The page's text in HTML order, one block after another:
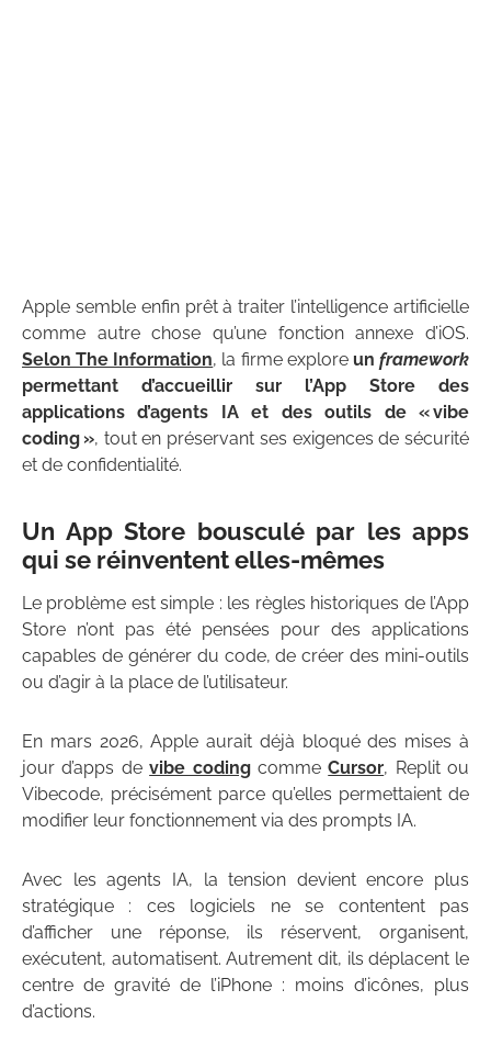
Apple semble enfin prêt à traiter l’intelligence artificielle
comme autre chose qu’une fonction annexe d’iOS.
Selon The Information, la firme exploreunframework
permettant d’accueillir sur l’App Store des
applications d’agents IA et des outils de « vibe
coding », tout en préservant ses exigences de sécurité
et de confidentialité.
Un App Store bousculé par les apps
qui se réinventent elles-mêmes
Le problème est simple : les règles historiques de l’App
Store n’ont pas été pensées pour des applications
capables de générer du code, de créer des mini-outils
ou d’agir à la place de l’utilisateur.
En mars 2026, Apple aurait déjà bloqué des mises à
jour d’apps devibe codingcommeCursor, Replit ou
Vibecode, précisément parce qu’elles permettaient de
modifier leur fonctionnement via des prompts IA.
Avec les agents IA, la tension devient encore plus
stratégique : ces logiciels ne se contentent pas
d’afficher une réponse, ils réservent, organisent,
exécutent, automatisent. Autrement dit, ils déplacent le
centre de gravité de l’iPhone : moins d’icônes, plus
d’actions.